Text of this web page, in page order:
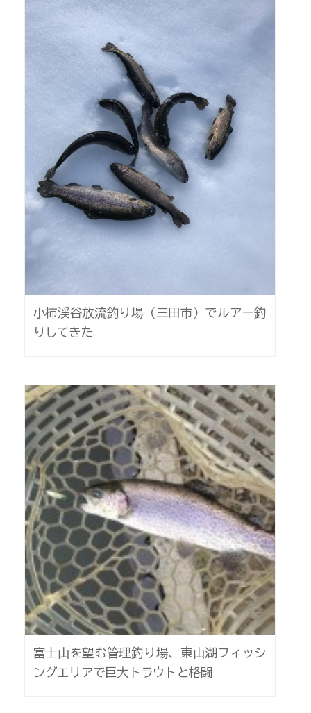
小柿渓谷放流釣り場（三田市）でルアー釣
りしてきた
富士山を望む管理釣り場、東山湖フィッシ
ングエリアで巨大トラウトと格闘